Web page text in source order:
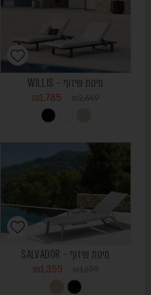
מיטת שיזוף – WILLIS
2,649
₪1,785
מיטת שיזוף – SALVADOR
1,699
₪1,355